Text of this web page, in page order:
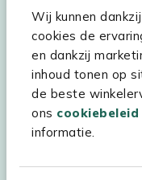
Wij kunnen
cookies de
en dankzij
inhoud tonen op
de beste
ons cookiebeleid
informatie.
Assortiment
Kees Smit
Experience Stores